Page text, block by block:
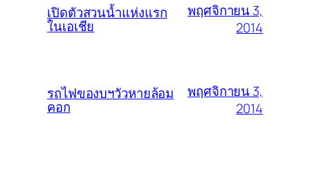
เปิดตัวสวนน้ำแห่งแรก
ในเอเชีย
พฤศจิกายน 3,
2014
รถไฟของบฯวัวหายล้อม
คอก
พฤศจิกายน 3,
2014